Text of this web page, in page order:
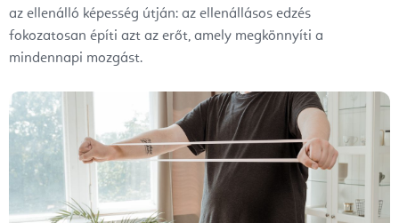
az ellenálló képesség útján: az ellenállásos edzés
fokozatosan építi azt az erőt, amely megkönnyíti a
mindennapi mozgást.